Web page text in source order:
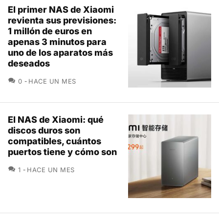
El primer NAS de Xiaomi
revienta sus previsiones:
1 millón de euros en
apenas 3 minutos para
uno de los aparatos más
deseados
0 COMENTARIOS
HACE UN MES
El NAS de Xiaomi: qué
discos duros son
compatibles, cuántos
puertos tiene y cómo son
1 COMENTARIOS
HACE UN MES